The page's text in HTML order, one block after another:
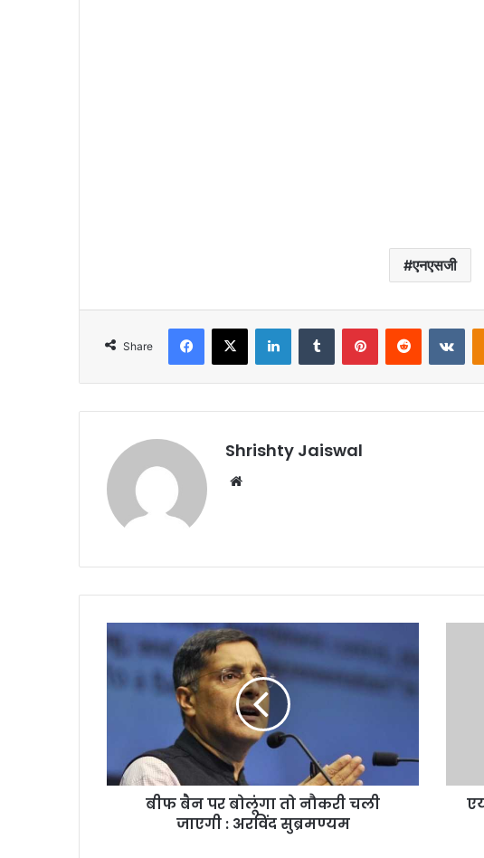
एनएसजी
Share
Shrishty Jaiswal
बी
फ
बै
न
गा
बीफ बैन पर बोलूंगा तो नौकरी चली
जाएगी : अरविंद सुब्रमण्‍यम
इ